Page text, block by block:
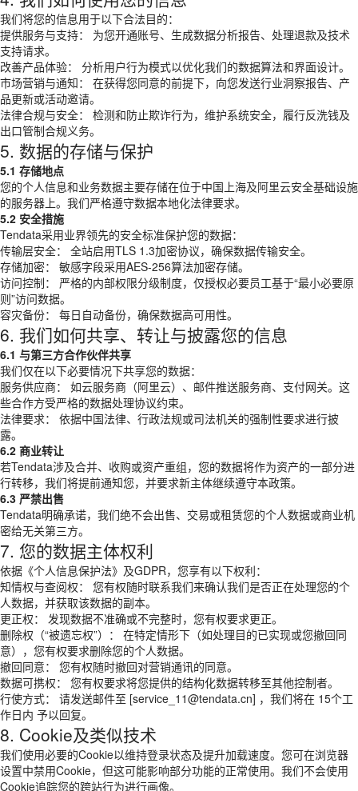
我们将您的信息用于以下合法目的：
提供服务与支持： 为您开通账号、生成数据分析报告、处理退款及技术
支持请求。
改善产品体验： 分析用户行为模式以优化我们的数据算法和界面设计。
市场营销与通知： 在获得您同意的前提下，向您发送行业洞察报告、产
品更新或活动邀请。
法律合规与安全： 检测和防止欺诈行为，维护系统安全，履行反洗钱及
出口管制合规义务。
5. 数据的存储与保护
5.1 存储地点
您的个人信息和业务数据主要存储在位于中国上海及阿里云安全基础设施
的服务器上。我们严格遵守数据本地化法律要求。
5.2 安全措施
Tendata采用业界领先的安全标准保护您的数据：
传输层安全： 全站启用TLS 1.3加密协议，确保数据传输安全。
存储加密： 敏感字段采用AES-256算法加密存储。
访问控制： 严格的内部权限分级制度，仅授权必要员工基于“最小必要原
则”访问数据。
容灾备份： 每日自动备份，确保数据高可用性。
6. 我们如何共享、转让与披露您的信息
6.1 与第三方合作伙伴共享
我们仅在以下必要情况下共享您的数据：
服务供应商： 如云服务商（阿里云）、邮件推送服务商、支付网关。这
些合作方受严格的数据处理协议约束。
法律要求： 依据中国法律、行政法规或司法机关的强制性要求进行披
露。
6.2 商业转让
若Tendata涉及合并、收购或资产重组，您的数据将作为资产的一部分进
行转移，我们将提前通知您，并要求新主体继续遵守本政策。
6.3 严禁出售
Tendata明确承诺，我们绝不会出售、交易或租赁您的个人数据或商业机
密给无关第三方。
7. 您的数据主体权利
依据《个人信息保护法》及GDPR，您享有以下权利：
知情权与查阅权： 您有权随时联系我们来确认我们是否正在处理您的个
人数据，并获取该数据的副本。
更正权： 发现数据不准确或不完整时，您有权要求更正。
删除权（“被遗忘权”）： 在特定情形下（如处理目的已实现或您撤回同
意），您有权要求删除您的个人数据。
撤回同意： 您有权随时撤回对营销通讯的同意。
数据可携权： 您有权要求将您提供的结构化数据转移至其他控制者。
行使方式： 请发送邮件至 [service_11@tendata.cn] ，我们将在 15个工
作日内 予以回复。
8. Cookie及类似技术
我们使用必要的Cookie以维持登录状态及提升加载速度。您可在浏览器
设置中禁用Cookie，但这可能影响部分功能的正常使用。我们不会使用
Cookie追踪您的跨站行为进行画像。